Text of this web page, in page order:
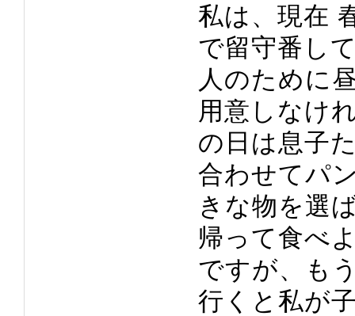
私は、現在
で留守番し
人のために
用意しなけ
の日は息子
合わせてパ
きな物を選
帰って食べ
ですが、も
行くと私が